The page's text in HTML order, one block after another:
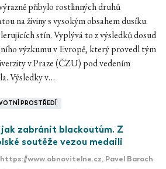
přibylo rostlinných druhů
na živiny s vysokým obsahem dusíku.
stín. Vyplývá to z výsledků dosud
výzkumu v Evropě, který provedl tým
v Praze (ČZU) pod vedením
Výsledky v…
PROSTŘEDÍ
zabránit blackoutům. Z
soutěže vezou medaili
https://www.obnovitelne.cz, Pavel Baroch